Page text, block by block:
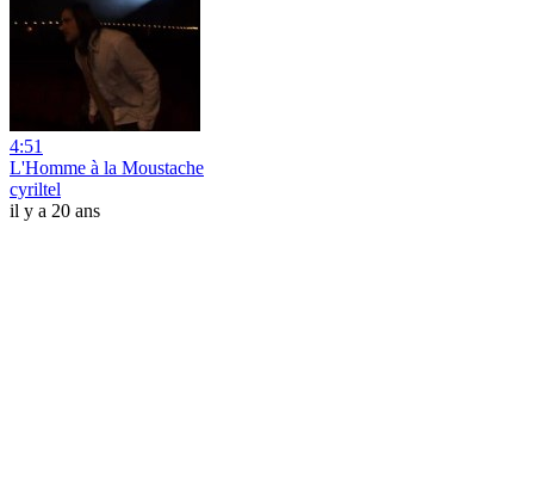
4:51
L'Homme à la Moustache
cyriltel
il y a 20 ans